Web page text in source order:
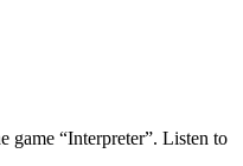
game “Interpreter”. Listen to